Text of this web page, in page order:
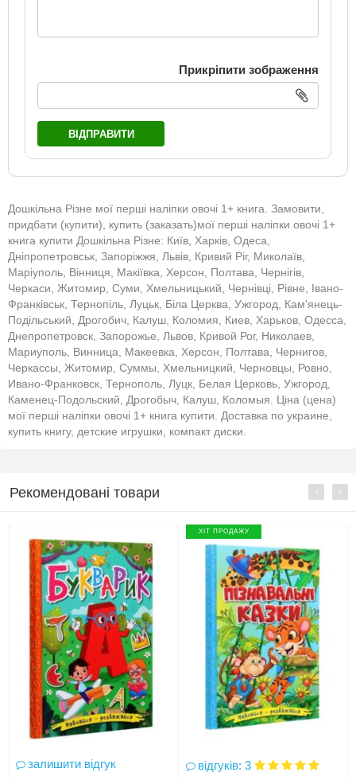
Прикріпити зображення
ВІДПРАВИТИ
Дошкільна Різне мої перші наліпки овочі 1+ книга. Замовити,
придбати (купити), купить (заказать)мої перші наліпки овочі 1+
книга купити Дошкільна Різне: Київ, Харків, Одеса,
Дніпропетровськ, Запоріжжя, Львів, Кривий Ріг, Миколаїв,
Маріуполь, Вінниця, Макіївка, Херсон, Полтава, Чернігів,
Черкаси, Житомир, Суми, Хмельницький, Чернівці, Рівне, Івано-
Франківськ, Тернопіль, Луцьк, Біла Церква, Ужгород, Кам'янець-
Подільський, Дрогобич, Калуш, Коломия, Киев, Харьков, Одесса,
Днепропетровск, Запорожье, Львов, Кривой Рог, Николаев,
Мариуполь, Винница, Макеевка, Херсон, Полтава, Чернигов,
Черкассы, Житомир, Суммы, Хмельницкий, Черновцы, Ровно,
Ивано-Франковск, Тернополь, Луцк, Белая Церковь, Ужгород,
Каменец-Подольский, Дрогобыч, Калуш, Коломыя. Ціна (цена)
мої перші наліпки овочі 1+ книга купити. Доставка по украине,
купить книгу, детские игрушки, компакт диски.
Рекомендовані товари
залишити відгук
ХІТ ПРОДАЖУ
відгуків: 3